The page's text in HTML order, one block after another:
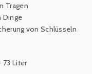
Tragen
Dinge
von Schlüsseln
73 Liter